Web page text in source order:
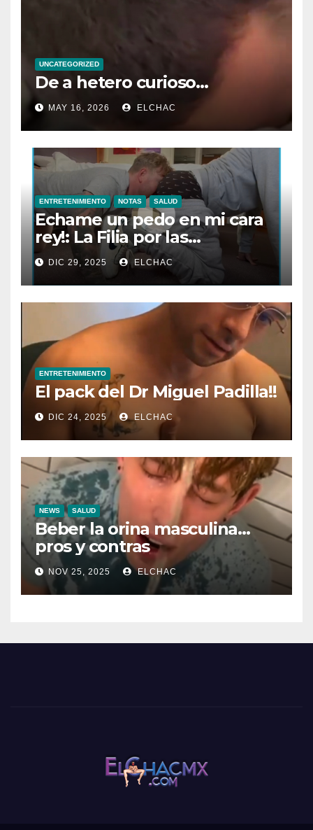
UNCATEGORIZED
De a hetero curioso…
MAY 16, 2026 ELCHAC
ENTRETENIMIENTO NOTAS SALUD
Echame un pedo en mi cara
rey!: La Filia por las
Flatulencias”
DIC 29, 2025 ELCHAC
ENTRETENIMIENTO
El pack del Dr Miguel Padilla!!
DIC 24, 2025 ELCHAC
NEWS SALUD
Beber la orina masculina…
pros y contras
NOV 25, 2025 ELCHAC